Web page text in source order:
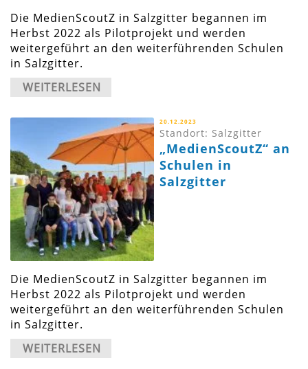
Die MedienScoutZ in Salzgitter begannen im
Herbst 2022 als Pilotprojekt und werden
weitergeführt an den weiterführenden Schulen
in Salzgitter.
WEITERLESEN
20.12.2023
Standort: Salzgitter
„MedienScoutZ“ an
Schulen in
Salzgitter
Die MedienScoutZ in Salzgitter begannen im
Herbst 2022 als Pilotprojekt und werden
weitergeführt an den weiterführenden Schulen
in Salzgitter.
WEITERLESEN